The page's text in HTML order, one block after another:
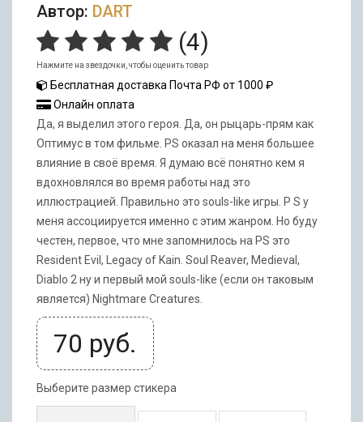
Автор: DART
(4)
Нажмите на звездочки, чтобы оценить товар
Бесплатная доставка Почта РФ от 1000 ₽
Онлайн оплата
Да, я выделил этого героя. Да, он рыцарь-прям как
Оптимус в том фильме. PS оказал на меня большее
влияние в своё время. Я думаю всё понятно кем я
вдохновлялся во время работы над это
иллюстрацией. Правильно это souls-like игры. P S у
меня ассоциируется именно с этим жанром. Но буду
честен, первое, что мне запомнилось на PS это
Resident Evil, Legacy of Kain. Soul Reaver, Medieval,
Diablo 2 ну и первый мой souls-like (если он таковым
является) Nightmare Creatures.
70 руб.
Выберите размер стикера